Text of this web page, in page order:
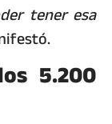
tener esa
5.200